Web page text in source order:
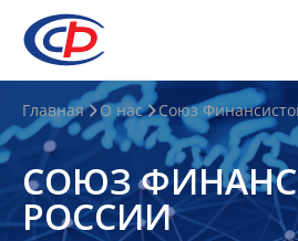
О
нас
О
СФР
Главная О нас Союз
СОЮЗ
РОССИИ